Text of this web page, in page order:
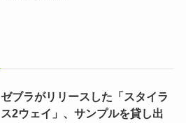
ゼブラがリリースした「スタイラ
ス2ウェイ」、サンプルを貸し出